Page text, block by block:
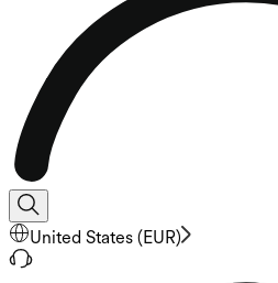
United States (EUR)